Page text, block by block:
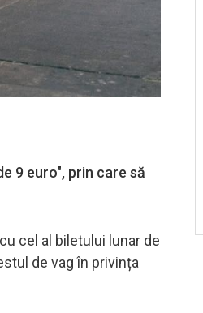
9 euro", prin care să
cel al biletului lunar de
de vag în privința